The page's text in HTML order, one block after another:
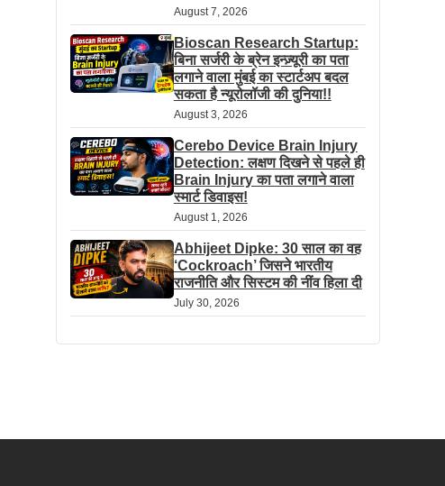
August 7, 2026
Bioscan Research Startup:
बिना सर्जरी के ब्रेन इन्ज़्यूरी का पता
लगाने वाला मुंबई का स्टार्टअप बदल
सकता है न्यूरोलॉजी की दुनिया!!
August 3, 2026
Cerebo Device Brain Injury
Detection: लक्षण दिखने से पहले ही
Brain Injury का पता लगाने वाला
स्मार्ट डिवाइस!
August 1, 2026
Abhijeet Dipke: 30 साल का वह
‘Cockroach’ जिसने भारतीय
राजनीति और सिस्टम की नींव हिला दी
July 30, 2026